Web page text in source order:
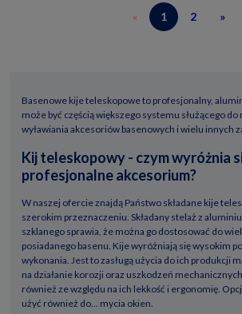
« 1 2 »
Basenowe kije teleskopowe to profesjonalny,
może być częścią większego systemu służącego do
wyławiania akcesoriów basenowych i wielu innych
Kij teleskopowy - czym wyróżnia
profesjonalne akcesorium?
W naszej ofercie znajdą Państwo składane kije
szerokim przeznaczeniu. Składany stelaż z
szklanego sprawia, że można go dostosować do
posiadanego basenu. Kije wyróżniają się wysokim
wykonania. Jest to zasługą użycia do ich produkcji
na działanie korozji oraz uszkodzeń
również ze względu na ich lekkość i ergonomię.
użyć również do... mycia okien.